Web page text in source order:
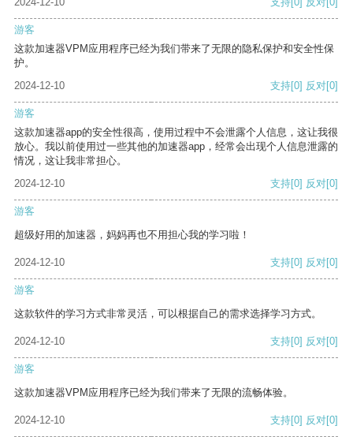
游客
这款加速器VPM应用程序已经为我们带来了无限的隐私保护和安全性保
护。
2024-12-10
支持[0] 反对[0]
游客
这款加速器app的安全性很高，使用过程中不会泄露个人信息，这让我很
放心。我以前使用过一些其他的加速器app，经常会出现个人信息泄露的
情况，这让我非常担心。
2024-12-10
支持[0] 反对[0]
游客
超级好用的加速器，妈妈再也不用担心我的学习啦！
2024-12-10 支持[0] 反对[0]
游客
这款软件的学习方式非常灵活，可以根据自己的需求选择学习方式。
2024-12-10 支持[0] 反对[0]
游客
这款加速器VPM应用程序已经为我们带来了无限的流畅体验。
2024-12-10 支持[0] 反对[0]